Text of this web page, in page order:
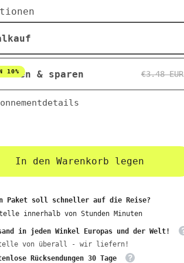
Vollkorn
Sticks
BIO
150g
ENVOY
& sparen
10% €3.48 EUR
In den Warenkorb legen
Paket soll schneller auf die Reise?
innerhalb von Stunden Minuten
in jeden Winkel Europas und der Welt!
von überall - wir liefern!
Rücksendungen 30 Tage